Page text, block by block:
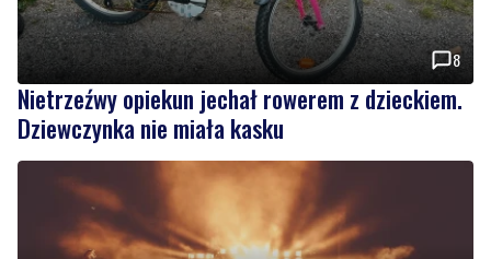
Nietrzeźwy opiekun jechał rowerem z dzieckiem.
Dziewczynka nie miała kasku